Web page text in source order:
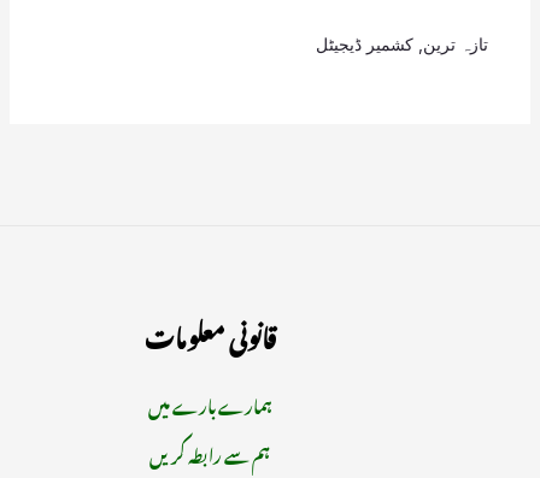
تازہ ترین کشمیر ڈیجیٹل
قانونی معلومات
ہمارے بارے میں
ہم سے رابطہ کریں